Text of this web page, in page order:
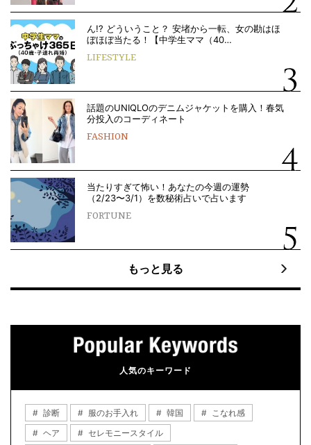
ん!? どういうこと？ 安堵から一転、女の勘はほ
ぼほぼ当たる！【中学生ママ（40…
LIFESTYLE
話題のUNIQLOのデニムジャケットを購入！春気
分投入のコーディネート
FASHION
当たりすぎて怖い！あなたの今週の運勢
（2/23〜3/1）を数秘術占いで占います
FORTUNE
もっと見る
人気のキーワード
診断 服のお手入れ 韓国
こなれ感
ヘア
セレモニースタイル